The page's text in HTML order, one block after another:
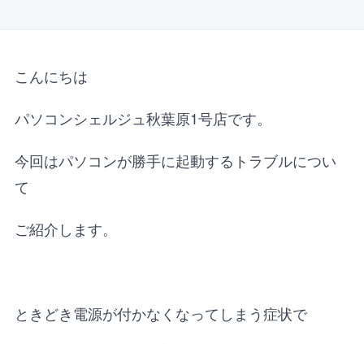
こんにちは
パソコンシェルジュ秋葉原1号店です。
今回はパソコンが勝手に起動するトラブルについ
て
ご紹介します。
ときどき電源が付かなくなってしまう症状で